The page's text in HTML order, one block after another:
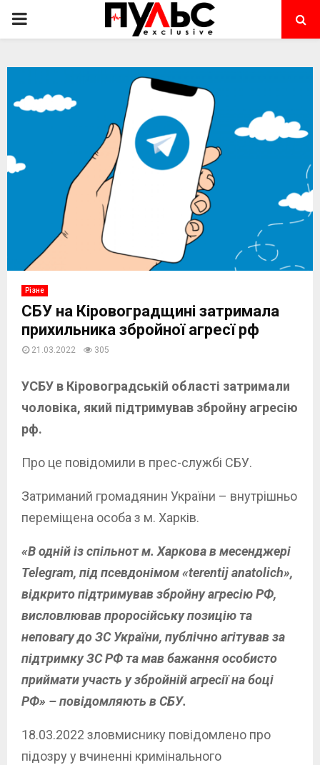
PRIMARY
Різне
СБУ на Кіровоградщині затримала
прихильника збройної агресї рф
21.03.2022 305
УСБУ в Кіровоградській області затримали
чоловіка, який підтримував збройну агресію
рф.
Про це повідомили в прес-службі СБУ.
Затриманий громадянин України – внутрішньо
переміщена особа з м. Харків.
«В одній із спільнот м. Харкова в месенджері
Telegram, під псевдонімом «terentij anatolich»,
відкрито підтримував збройну агресію РФ,
висловлював проросійську позицію та
неповагу до ЗС України, публічно агітував за
підтримку ЗС РФ та мав бажання особисто
приймати участь у збройній агресії на боці
РФ» – повідомляють в СБУ.
18.03.2022 зловмиснику повідомлено про
підозру у вчиненні кримінального